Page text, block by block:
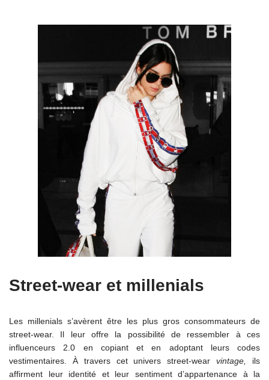
Street-wear et millenials
Les millenials s’avèrent être les plus gros consommateurs de
street-wear. Il leur offre la possibilité de ressembler à ces
influenceurs 2.0 en copiant et en adoptant leurs codes
vestimentaires. À travers cet univers street-wearvintage, ils
affirment leur identité et leur sentiment d’appartenance à la